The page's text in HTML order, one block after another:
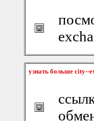
узнать больше city--